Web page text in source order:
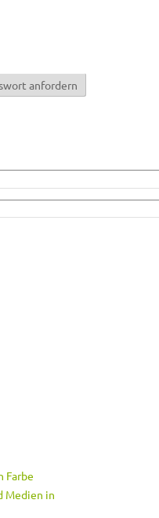
anfordern
Farbe
Medien in